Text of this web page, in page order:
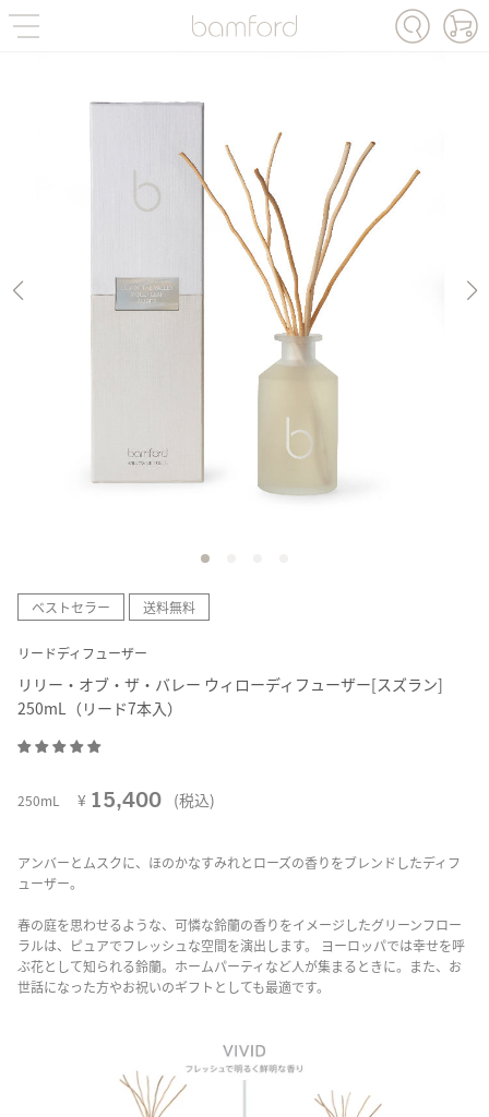
ベストセラー 送料無料
リードディフューザー
リリー・オブ・ザ・バレー ウィローディフューザー[スズラン]
250mL（リード7本入）
250mL ¥ 15,400 (税込)
アンバーとムスクに、ほのかなすみれとローズの香りをブレンドしたディフ
ューザー。
春の庭を思わせるような、可憐な鈴蘭の香りをイメージしたグリーンフロー
ラルは、ピュアでフレッシュな空間を演出します。 ヨーロッパでは幸せを呼
ぶ花として知られる鈴蘭。ホームパーティなど人が集まるときに。また、お
世話になった方やお祝いのギフトとしても最適です。